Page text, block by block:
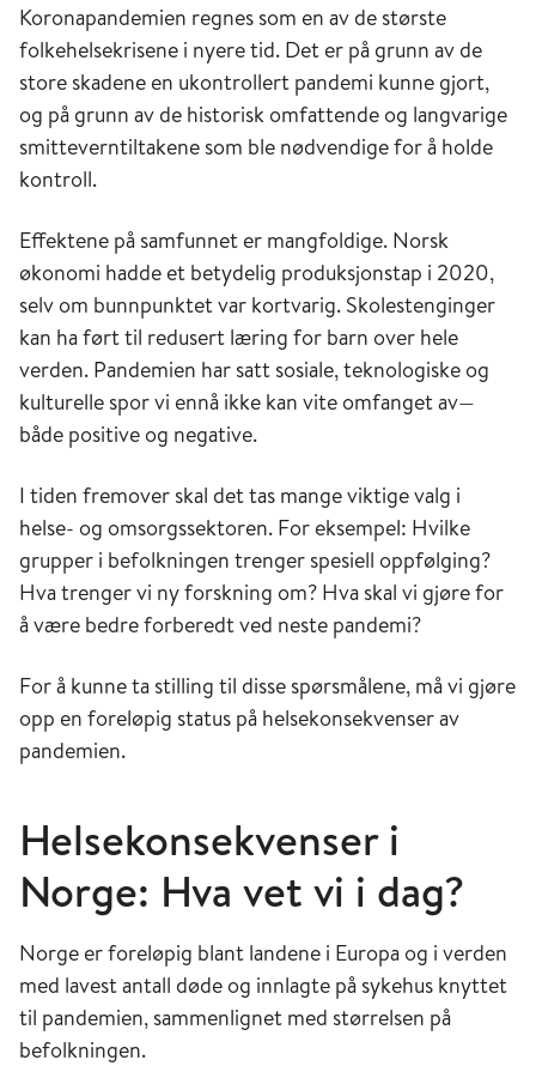
Koronapandemien regnes som en av de største
folkehelsekrisene i nyere tid. Det er på grunn av de
store skadene en ukontrollert pandemi kunne gjort,
og på grunn av de historisk omfattende og langvarige
smitteverntiltakene som ble nødvendige for å holde
kontroll.
Effektene på samfunnet er mangfoldige. Norsk
økonomi hadde et betydelig produksjonstap i 2020,
selv om bunnpunktet var kortvarig. Skolestenginger
kan ha ført til redusert læring for barn over hele
verden. Pandemien har satt sosiale, teknologiske og
kulturelle spor vi ennå ikke kan vite omfanget av—
både positive og negative.
I tiden fremover skal det tas mange viktige valg i
helse- og omsorgssektoren. For eksempel: Hvilke
grupper i befolkningen trenger spesiell oppfølging?
Hva trenger vi ny forskning om? Hva skal vi gjøre for
å være bedre forberedt ved neste pandemi?
For å kunne ta stilling til disse spørsmålene, må vi gjøre
opp en foreløpig status på helsekonsekvenser av
pandemien.
Helsekonsekvenser i
Norge: Hva vet vi i dag?
Norge er foreløpig blant landene i Europa og i verden
med lavest antall døde og innlagte på sykehus knyttet
til pandemien, sammenlignet med størrelsen på
befolkningen.